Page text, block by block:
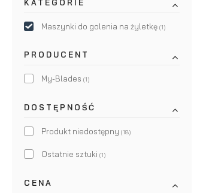
KATEGORIE
Maszynki do golenia na żyletkę (1)
PRODUCENT
My-Blades (1)
DOSTĘPNOŚĆ
Produkt niedostępny (18)
Ostatnie sztuki (1)
CENA